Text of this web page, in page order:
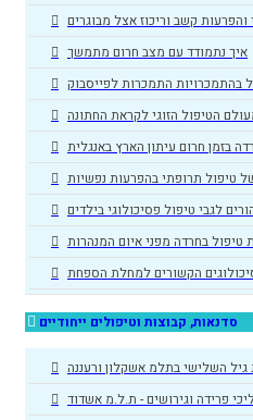
והפרעות קשב וריכוז אצל מבוגרים
איך נתמודד עם מצב חרום מתמשך
בהתמכרויות התמכרות לפייסבוק
הטיפול הזוגי לקראת החתונה
בזמן חרום עיתון הארץ באנגלית
לגבי טיפול פסיכולוגי בילדים
טיפול בחרדה מפני איום המנהרות
הקשורים למחלת הספחת
סדנאות, קבוצות וטיפולים ייחודיים
גיל השלישי בתלמ אשקלון ורעננה
פרידה וגירושים - ת.ל.מ אשדוד